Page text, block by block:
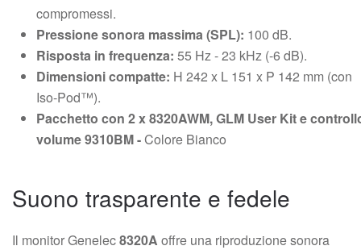
compromessi.
Pressione sonora massima (SPL): 100 dB.
Risposta in frequenza: 55 Hz - 23 kHz (-6 dB).
Dimensioni compatte: H 242 x L 151 x P 142 mm (con
Iso-Pod™).
Pacchetto con 2 x 8320AWM, GLM User Kit e
volume 9310BM -Colore Bianco
Suono trasparente e fedele
Il monitor Genelec8320A offre una riproduzione sonora